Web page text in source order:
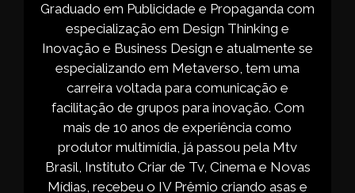
Graduado em Publicidade e Propaganda com
especialização em Design Thinking e
Inovação e Business Design e atualmente se
especializando em Metaverso, tem uma
carreira voltada para comunicação e
facilitação de grupos para inovação. Com
mais de 10 anos de experiência como
produtor multimídia, já passou pela Mtv
Brasil, Instituto Criar de Tv, Cinema e Novas
Mídias, recebeu o IV Prêmio criando asas e